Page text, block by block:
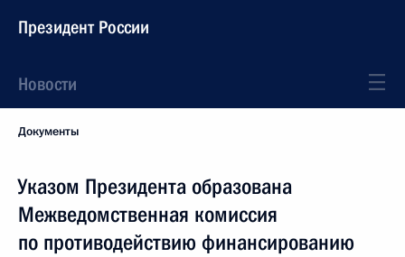
Президент России
Новости
Документы
Указом Президента образована
Межведомственная комиссия
по противодействию финансированию